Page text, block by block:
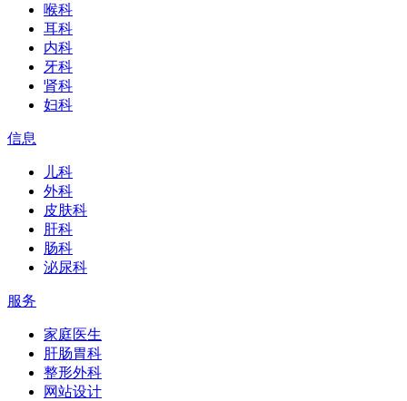
喉科
耳科
内科
牙科
肾科
妇科
信息
儿科
外科
皮肤科
肝科
肠科
泌尿科
服务
家庭医生
肝肠胃科
整形外科
网站设计